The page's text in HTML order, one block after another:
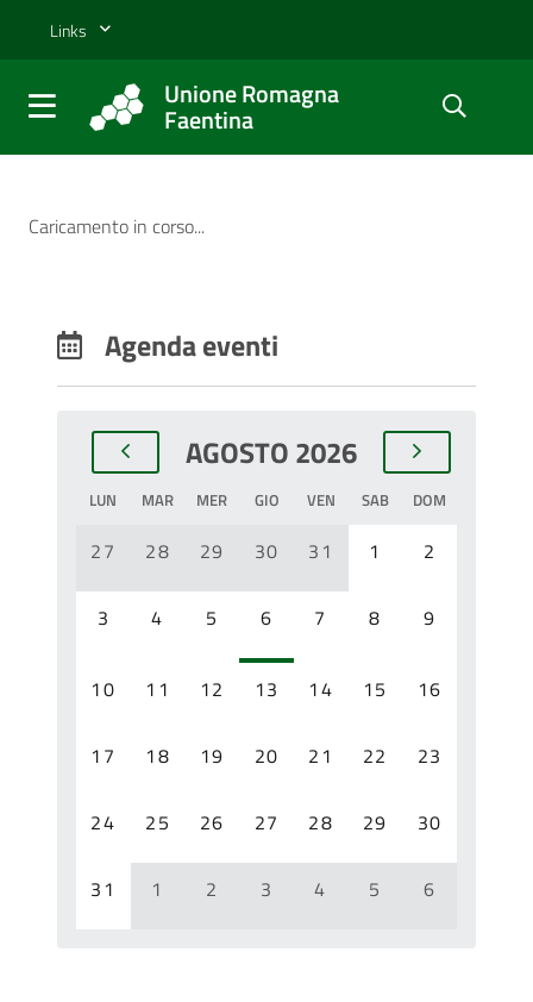
Links
Unione Romagna
Faentina
Unione Romagna Faentina
Notizie in evidenza
Caricamento in corso...
Agenda eventi
AGOSTO 2026
LUN MAR MER GIO VEN SAB DOM
27 28 29 30 31 1 2
3 4 5 6 7 8 9
10 11 12 13 14 15 16
17 18 19 20 21 22 23
24 25 26 27 28 29 30
31 1 2 3 4 5 6